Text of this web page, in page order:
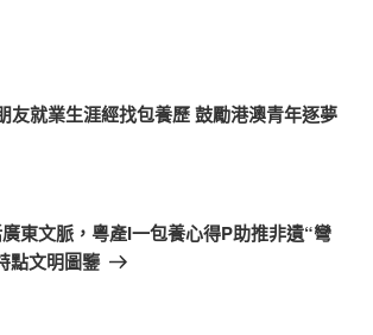
友就業生涯經找包養歷 鼓勵港澳青年逐夢
東文脈，粵產I一包養心得P助推非遺“彎
點文明圖鑒